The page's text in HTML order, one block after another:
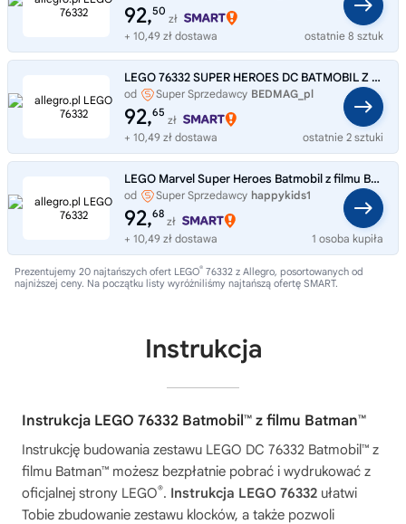
92,50
zł
+ 10,49 zł dostawa
ostatnie 8 sztuk
LEGO 76332 SUPER HEROES DC BATMOBIL Z FILMU BATMAN
od Super Sprzedawcy BEDMAG_pl
92,65
zł
+ 10,49 zł dostawa
ostatnie 2 sztuki
LEGO Marvel Super Heroes Batmobil z filmu Batman 76332
od Super Sprzedawcy happykids1
92,68
zł
+ 10,49 zł dostawa
1 osoba kupiła
Prezentujemy 20 najtańszych ofert LEGO® 76332 z Allegro, posortowanych od
najniższej ceny. Na początku listy wyróżniliśmy najtańszą ofertę SMART.
Instrukcja
Instrukcja LEGO 76332 Batmobil™ z filmu Batman™
Instrukcję budowania zestawu LEGO DC 76332 Batmobil™ z
filmu Batman™ możesz bezpłatnie pobrać i wydrukować z
oficjalnej strony LEGO®. Instrukcja LEGO 76332 ułatwi
Tobie zbudowanie zestawu klocków, a także pozwoli